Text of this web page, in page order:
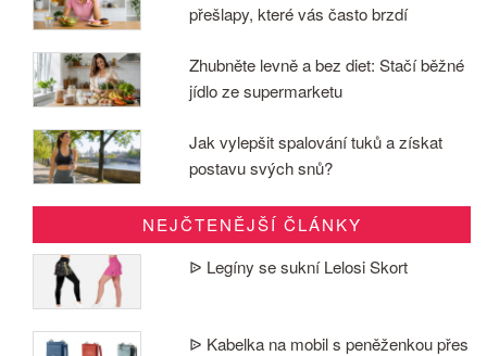
přešlapy, které vás často brzdí
Zhubněte levně a bez diet: Stačí běžné
jídlo ze supermarketu
Jak vylepšit spalování tuků a získat
postavu svých snů?
NEJČTENĚJŠÍ ČLÁNKY
ᐉ Legíny se sukní Lelosi Skort
ᐉ Kabelka na mobil s peněženkou přes